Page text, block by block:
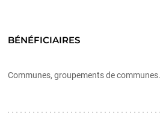
BÉNÉFICIAIRES
Communes, groupements de communes.